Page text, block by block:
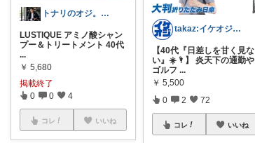
トナリのオジ。 40代からのイケオジ計画
LUSTIQUE アミノ酸シャン
プー＆トリートメント 40代
...
￥ 5,680
掲載終了
0 0 4
コレ いいね
takaz:イケオジをめざすサラリーマン
【40代『日差しを甘く見な
い』☀️🌂】 炎天下の通勤や
ゴルフ ...
￥ 5,500
0 2 72
コレ いいね